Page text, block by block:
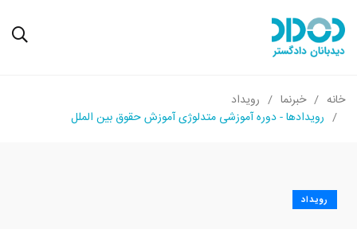
خانه خبرنما
رویداد
رویدادها - دوره آموزشی متدلوژی آموزش حقوق بین الملل
رویداد